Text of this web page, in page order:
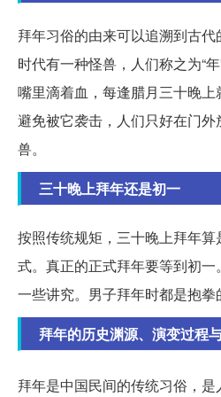
拜年习俗的由来可以追溯到古
时代有一种怪兽，人们称之为“
嘴里滴着血，每逢腊月三十晚
避免被它袭击，人们只好在门
兽。
三十晚上拜年还是初一
按照传统规矩，三十晚上拜年
式。真正的正式拜年要等到初
一些讲究。男子拜年时都是抱拳
拜年的历史渊源、演变过程
拜年是中国民间的传统习俗，是